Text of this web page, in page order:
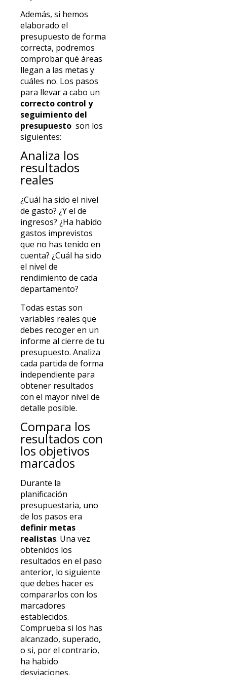
Además, si hemos
elaborado el
presupuesto de forma
correcta, podremos
comprobar qué áreas
llegan a las metas y
cuáles no. Los pasos
para llevar a cabo un
correcto control y
seguimiento del
presupuestoson los
siguientes:
Analiza los
resultados
reales
¿Cuál ha sido el nivel
de gasto? ¿Y el de
ingresos? ¿Ha habido
gastos imprevistos
que no has tenido en
cuenta? ¿Cuál ha sido
el nivel de
rendimiento de cada
departamento?
Todas estas son
variables reales que
debes recoger en un
informe al cierre de tu
presupuesto. Analiza
cada partida de forma
independiente para
obtener resultados
con el mayor nivel de
detalle posible.
Compara los
resultados con
los objetivos
marcados
Durante la
planificación
presupuestaria, uno
de los pasos era
definir metas
realistas. Una vez
obtenidos los
resultados en el paso
anterior, lo siguiente
que debes hacer es
compararlos con los
marcadores
establecidos.
Comprueba si los has
alcanzado, superado,
o si, por el contrario,
ha habido
desviaciones.